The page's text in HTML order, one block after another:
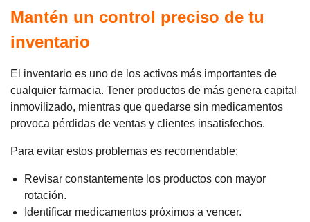
Mantén un control preciso de tu
inventario
El inventario es uno de los activos más importantes de
cualquier farmacia. Tener productos de más genera capital
inmovilizado, mientras que quedarse sin medicamentos
provoca pérdidas de ventas y clientes insatisfechos.
Para evitar estos problemas es recomendable:
Revisar constantemente los productos con mayor
rotación.
Identificar medicamentos próximos a vencer.